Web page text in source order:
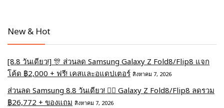
New & Hot
[8.8 วันเดียว!] 🎊 ส่วนลด Samsung Galaxy Z Fold8/Flip8 แจก
โค้ด ฿2,000 + ฟรี! เคสและอแดปเตอร์ สิงหาคม 7, 2026
ส่วนลด Samsung 8.8 วันเดียว! ❤️‍🔥 Galaxy Z Fold8/Flip8 ลดรวม
฿26,772 + ของแถม สิงหาคม 7, 2026